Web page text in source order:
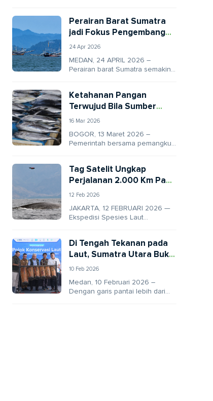
bahwa perlindungan...
Perairan Barat Sumatra
jadi Fokus Pengembangan
Konservasi Laut Skala
24 Apr 2026
MEDAN, 24 APRIL 2026 –
Perairan barat Sumatra semakin
laut Indonesia. Hal ini...
Ketahanan Pangan
Terwujud Bila Sumber
Daya Ikan Aman
16 Mar 2026
BOGOR, 13 Maret 2026 –
Pemerintah bersama pemangku
Peraturan Pemerintah (PP)
Nomor 60...
Tag Satelit Ungkap
Perjalanan 2.000 Km Paus
Biru Kerdil di Indonesia
12 Feb 2026
JAKARTA, 12 FEBRUARI 2026 —
Ekspedisi Spesies Laut
capaian penting dalam riset...
Di Tengah Tekanan pada
Laut, Sumatra Utara Buka
Pusat Edukasi Kelautan
10 Feb 2026
Medan, 10 Februari 2026 –
Dengan garis pantai lebih dari